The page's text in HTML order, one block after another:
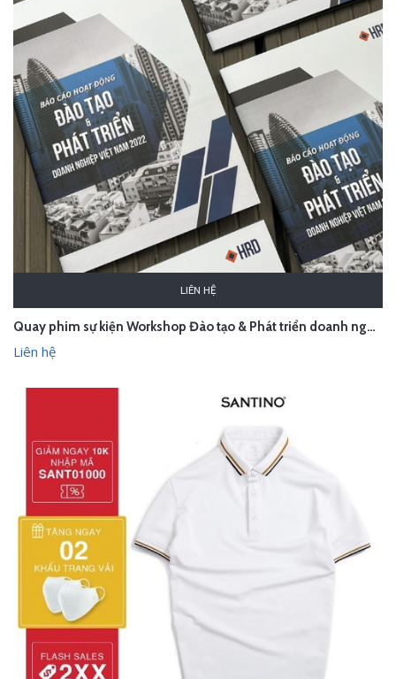
LIÊN HỆ
Quay phim sự kiện Workshop Đào tạo & Phát triển doanh nghiệp Việt Nam 2022-2025
Liên hệ